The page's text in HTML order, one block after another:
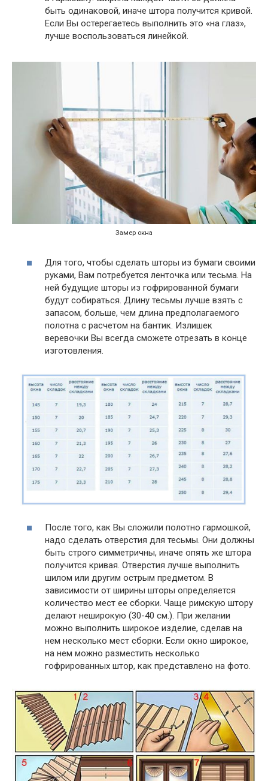
быть одинаковой, иначе штора получится кривой.
Если Вы остерегаетесь выполнить это «на глаз»,
лучше воспользоваться линейкой.
Замер окна
Для того, чтобы сделать шторы из бумаги своими
руками, Вам потребуется ленточка или тесьма. На
ней будущие шторы из гофрированной бумаги
будут собираться. Длину тесьмы лучше взять с
запасом, больше, чем длина предполагаемого
полотна с расчетом на бантик. Излишек
веревочки Вы всегда сможете отрезать в конце
изготовления.
После того, как Вы сложили полотно гармошкой,
надо сделать отверстия для тесьмы. Они должны
быть строго симметричны, иначе опять же штора
получится кривая. Отверстия лучше выполнить
шилом или другим острым предметом. В
зависимости от ширины шторы определяется
количество мест ее сборки. Чаще римскую штору
делают неширокую (30-40 см.). При желании
можно выполнить широкое изделие, сделав на
нем несколько мест сборки. Если окно широкое,
на нем можно разместить несколько
гофрированных штор, как представлено на фото.